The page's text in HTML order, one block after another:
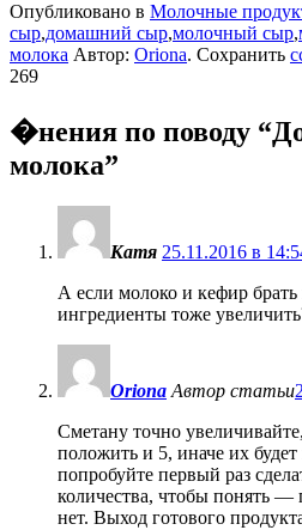
Опубликовано в Молочные
сыр,домашний сыр,молочный сыр,
молока Автор: Oriona. Сохранить
269
�нения по поводу “
молока”
Катя 25.11.2016 в
А если молоко и кефир брать
ингредиенты тоже
Oriona Автор статьи
Сметану точно
положить и 5, иначе их
попробуйте первый раз
количества, чтобы понять —
нет. Выход готового